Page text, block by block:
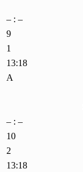
– : –
9
1
13:18
A
– : –
10
2
13:18